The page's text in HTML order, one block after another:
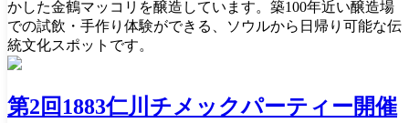
かした金鶴マッコリを醸造しています。築100年近い醸造場
での試飲・手作り体験ができる、ソウルから日帰り可能な伝
統文化スポットです。
第2回1883仁川チメックパーティー開催